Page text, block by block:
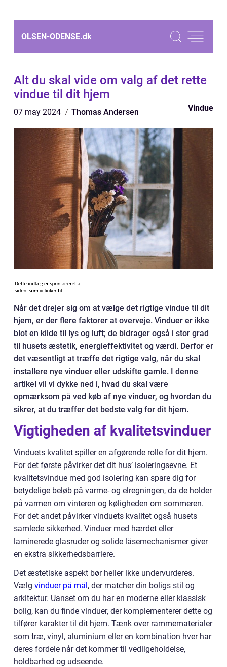
OLSEN-ODENSE.dk
Alt du skal vide om valg af det rette
vindue til dit hjem
07 may 2024 Thomas Andersen Vindue
Når det drejer sig om at vælge det rigtige vindue til dit
hjem, er der flere faktorer at overveje. Vinduer er ikke
blot en kilde til lys og luft; de bidrager også i stor grad
til husets æstetik, energieffektivitet og værdi. Derfor er
det væsentligt at træffe det rigtige valg, når du skal
installere nye vinduer eller udskifte gamle. I denne
artikel vil vi dykke ned i, hvad du skal være
opmærksom på ved køb af nye vinduer, og hvordan du
sikrer, at du træffer det bedste valg for dit hjem.
Vigtigheden af kvalitetsvinduer
Vinduets kvalitet spiller en afgørende rolle for dit hjem.
For det første påvirker det dit hus’ isoleringsevne. Et
kvalitetsvindue med god isolering kan spare dig for
betydelige beløb på varme- og elregningen, da de holder
på varmen om vinteren og køligheden om sommeren.
For det andet påvirker vinduets kvalitet også husets
samlede sikkerhed. Vinduer med hærdet eller
laminerede glasruder og solide låsemechanismer giver
en ekstra sikkerhedsbarriere.
Det æstetiske aspekt bør heller ikke undervurderes.
Vælg vinduer på mål, der matcher din boligs stil og
arkitektur. Uanset om du har en moderne eller klassisk
bolig, kan du finde vinduer, der komplementerer dette og
tilfører karakter til dit hjem. Tænk over rammematerialer
som træ, vinyl, aluminium eller en kombination hver har
deres fordele når det kommer til vedligeholdelse,
holdbarhed og udseende.